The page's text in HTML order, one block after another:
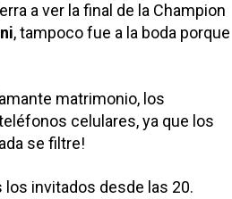
a ver la final de la Champion
, tampoco fue a la boda porque
matrimonio, los
celulares, ya que los
se filtre!
los invitados desde las 20.